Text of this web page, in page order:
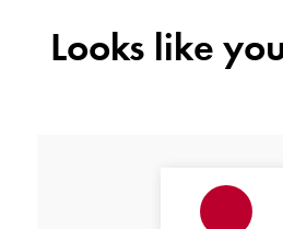
Looks like